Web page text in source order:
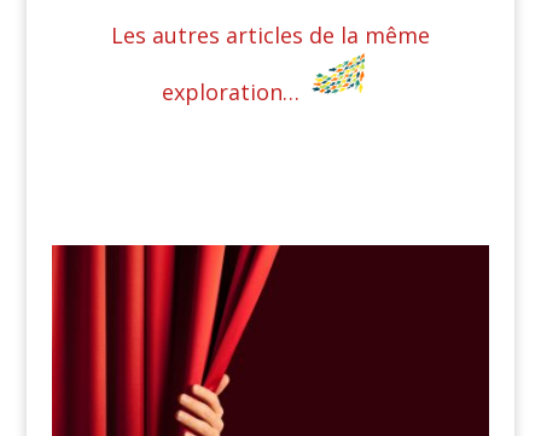
Les autres articles de la même
exploration…